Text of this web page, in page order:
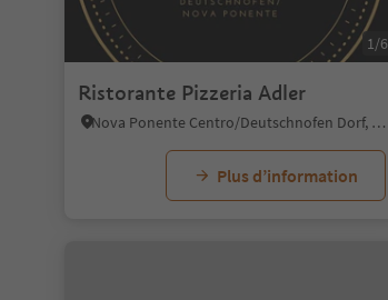
1/6
Ristorante Pizzeria Adler
Nova Ponente Centro/Deutschnofen Dorf, Deutschnofen/Nova Ponente, Dolomites Region Eggental
Plus d’information